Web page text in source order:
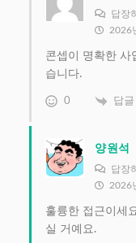
답장
2026
콘셉이 명확한 사
습니다.
0 답글
양원석
답장
2026
훌륭한 접근이세
실 거예요.